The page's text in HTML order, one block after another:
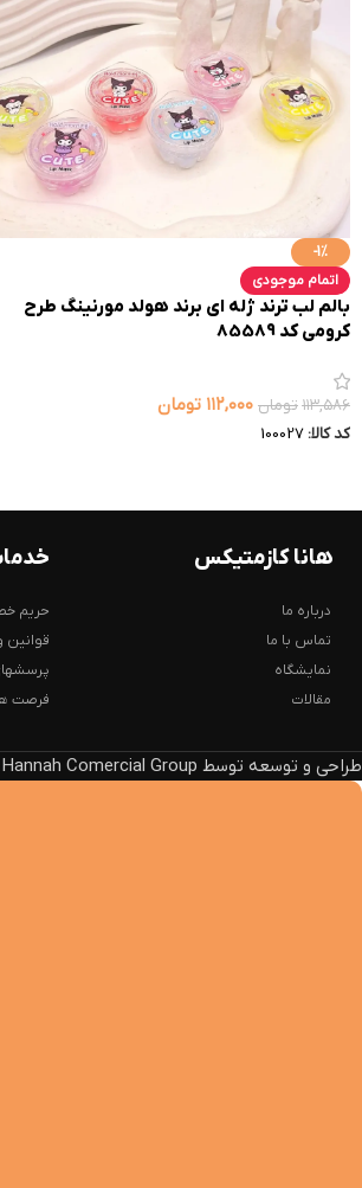
-1%
اتمام موجودی
بالم لب ترند ژله ای برند هولد مورنینگ طرح
کرومی کد 85589
۱۱۳,۵۸۶ تومان ۱۱۲,۰۰۰ تومان
کد کالا: 100027
هانا کازمتیکس
درباره ما
تماس با ما
نمایشگاه
مقالات
حریم
قوانین
فرصت
طراحی و توسعه توسط Hannah Comercial Group . استفاده از مطالب بدون ذکر منبع، پیگرد قانونی دارد.